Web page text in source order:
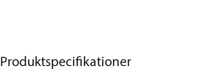
Produktspecifikationer